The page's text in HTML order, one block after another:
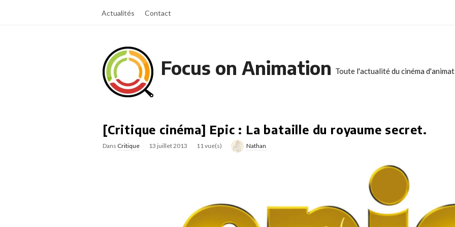
Actualités Contact
Focus on Animation Toute l'actualité du cinéma
[Critique cinéma] Epic : La bataille du royaume secret.
Dans Critique 13 juillet 2013 11 vue(s) Nathan